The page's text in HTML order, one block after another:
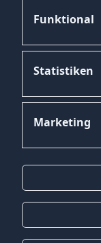
Funktional
Statistiken
Marketing